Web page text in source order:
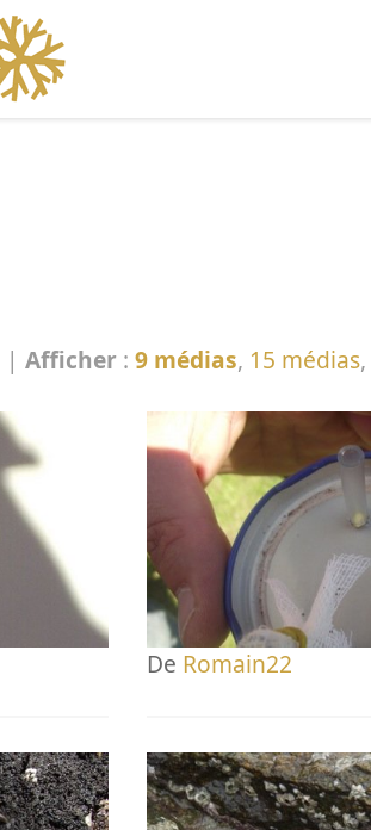
| Afficher : 9 médias, 15 médias,
De Romain22